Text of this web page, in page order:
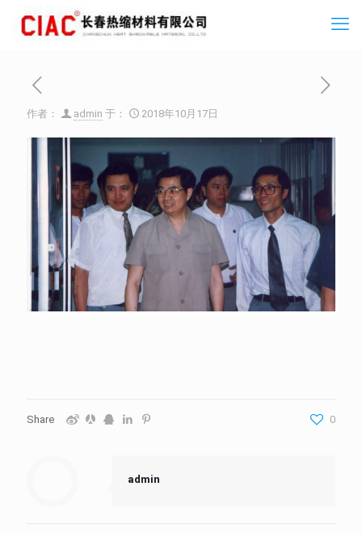
作者： admin 于： 2018年10月17日
Share 0
admin